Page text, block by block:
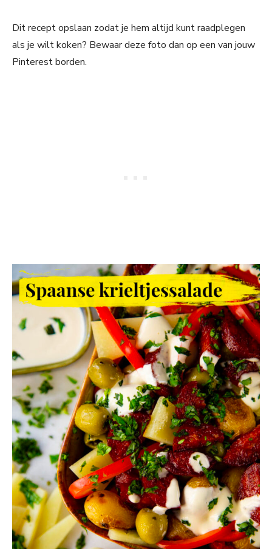
Dit recept opslaan zodat je hem altijd kunt raadplegen
als je wilt koken? Bewaar deze foto dan op een van jouw
Pinterest borden.